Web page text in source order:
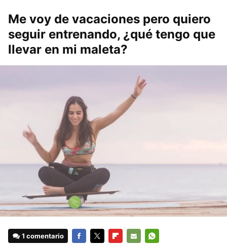
Me voy de vacaciones pero quiero
seguir entrenando, ¿qué tengo que
llevar en mi maleta?
1 comentario